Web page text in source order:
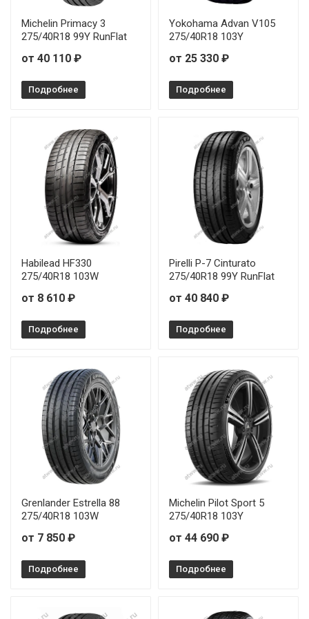
RoadX RXMotion DU71 235/45R19 99Y
RoadX RXMotion DU71 235/45R20 100W
RoadX RXMotion DU71 245/35R19 93Y
RoadX RXMotion DU71 245/40R18 97Y
RoadX RXMotion DU71 245/45R20 103Y
RoadX RXMotion DU71 255/40R19 100Y
RoadX RXMotion DU71 255/45R19 104Y
RoadX RXMotion DU71 315/35R20 110Y
Michelin Primacy 3
275/40R18 99Y RunFlat
от 40 110 ₽
Подробнее
Yokohama Advan V105
275/40R18 103Y
от 25 330 ₽
Подробнее
Habilead HF330
275/40R18 103W
от 8 610 ₽
Подробнее
Pirelli P-7 Cinturato
275/40R18 99Y RunFlat
от 40 840 ₽
Подробнее
Grenlander Estrella 88
275/40R18 103W
от 7 850 ₽
Подробнее
Michelin Pilot Sport 5
275/40R18 103Y
от 44 690 ₽
Подробнее